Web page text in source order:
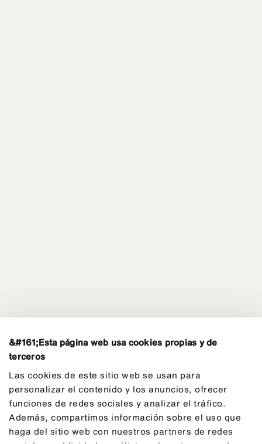
&#161;Esta página web usa cookies propias y de
terceros
Las cookies de este sitio web se usan para
personalizar el contenido y los anuncios, ofrecer
funciones de redes sociales y analizar el tráfico.
Además, compartimos información sobre el uso que
haga del sitio web con nuestros partners de redes
Programma di turismo sociale